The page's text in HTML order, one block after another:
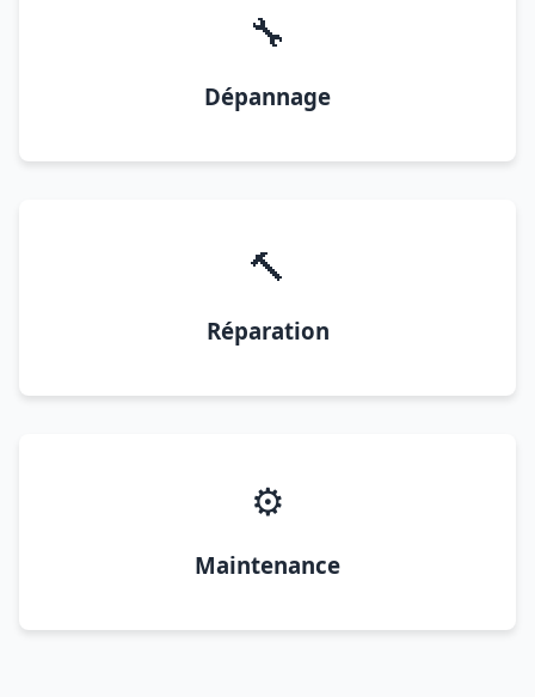
🔧
Dépannage
🔨
Réparation
⚙️
Maintenance